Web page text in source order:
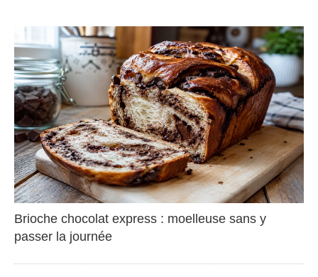
Brioche chocolat express : moelleuse sans y
passer la journée